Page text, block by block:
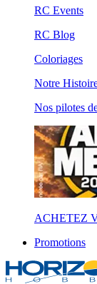
RC Events
RC Blog
Coloriages
Notre
Nos pilotes
ACHETEZ
Promotions